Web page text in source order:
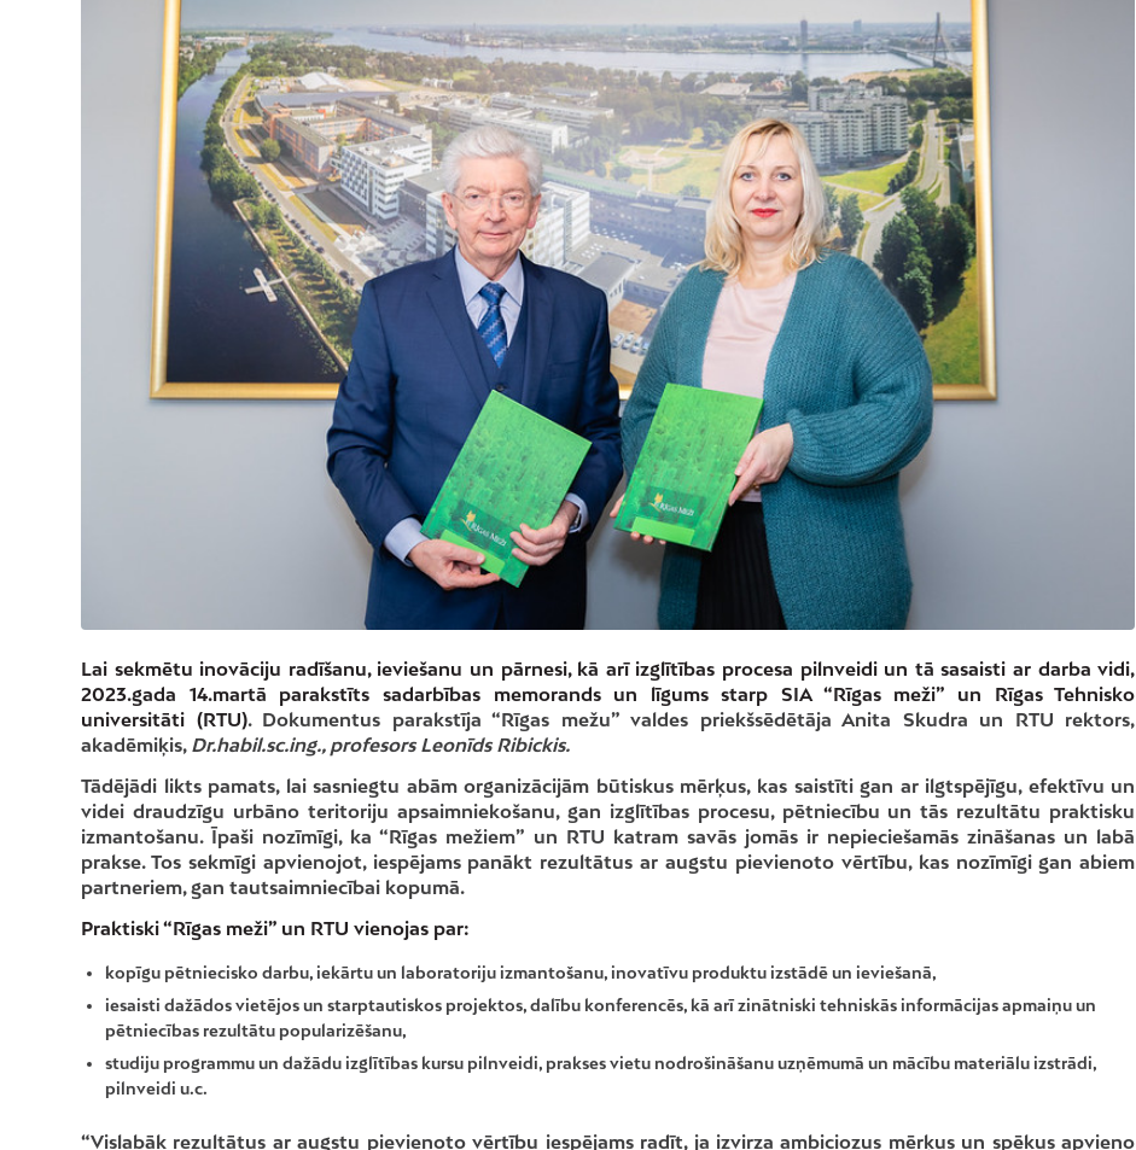
Lai sekmētu inovāciju radīšanu, ieviešanu un pārnesi, kā arī izglītības procesa pilnveidi un tā sasaisti ar darba vidi,
2023.gada 14.martā parakstīts sadarbības memorands un līgums starp SIA “Rīgas meži” un Rīgas Tehnisko
universitāti (RTU). Dokumentus parakstīja “Rīgas mežu” valdes priekšsēdētāja Anita Skudra un RTU rektors,
akadēmiķis, Dr.habil.sc.ing., profesors Leonīds Ribickis.
Tādējādi likts pamats, lai sasniegtu abām organizācijām būtiskus mērķus, kas saistīti gan ar ilgtspējīgu, efektīvu un
videi draudzīgu urbāno teritoriju apsaimniekošanu, gan izglītības procesu, pētniecību un tās rezultātu praktisku
izmantošanu. Īpaši nozīmīgi, ka “Rīgas mežiem” un RTU katram savās jomās ir nepieciešamās zināšanas un labā
prakse. Tos sekmīgi apvienojot, iespējams panākt rezultātus ar augstu pievienoto vērtību, kas nozīmīgi gan abiem
partneriem, gan tautsaimniecībai kopumā.
Praktiski “Rīgas meži” un RTU vienojas par:
kopīgu pētniecisko darbu, iekārtu un laboratoriju izmantošanu, inovatīvu produktu izstādē un ieviešanā,
iesaisti dažādos vietējos un starptautiskos projektos, dalību konferencēs, kā arī zinātniski tehniskās informācijas apmaiņu un
pētniecības rezultātu popularizēšanu,
studiju programmu un dažādu izglītības kursu pilnveidi, prakses vietu nodrošināšanu uzņēmumā un mācību materiālu izstrādi,
pilnveidi u.c.
“Vislabāk rezultātus ar augstu pievienoto vērtību iespējams radīt, ja izvirza ambiciozus mērķus un spēkus apvieno